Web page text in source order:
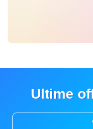
Ultime